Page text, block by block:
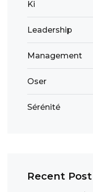
Ki
Leadership
Management
Oser
Sérénité
Recent Post